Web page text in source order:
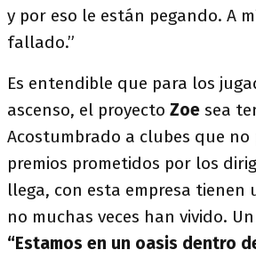
y por eso le están pegando. A
fallado.”
Es entendible que para los
ascenso, el proyecto Zoe sea
Acostumbrado a clubes que no
premios prometidos por los
llega, con esta empresa tienen
no muchas veces han vivido.
“Estamos en un oasis dentro